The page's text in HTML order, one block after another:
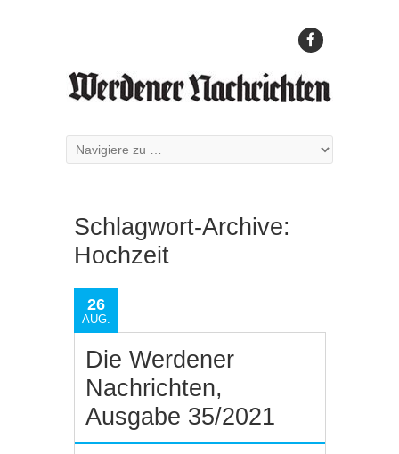
Schlagwort-Archive:
Hochzeit
26
AUG.
Die Werdener
Nachrichten,
Ausgabe 35/2021